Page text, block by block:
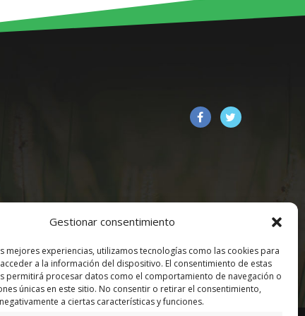
Gestionar consentimiento
mejores experiencias, utilizamos tecnologías como las cookies para
a la información del dispositivo. El consentimiento de estas
permitirá procesar datos como el comportamiento de navegación o
únicas en este sitio. No consentir o retirar el consentimiento,
a ciertas características y funciones.
Política de Cookies|